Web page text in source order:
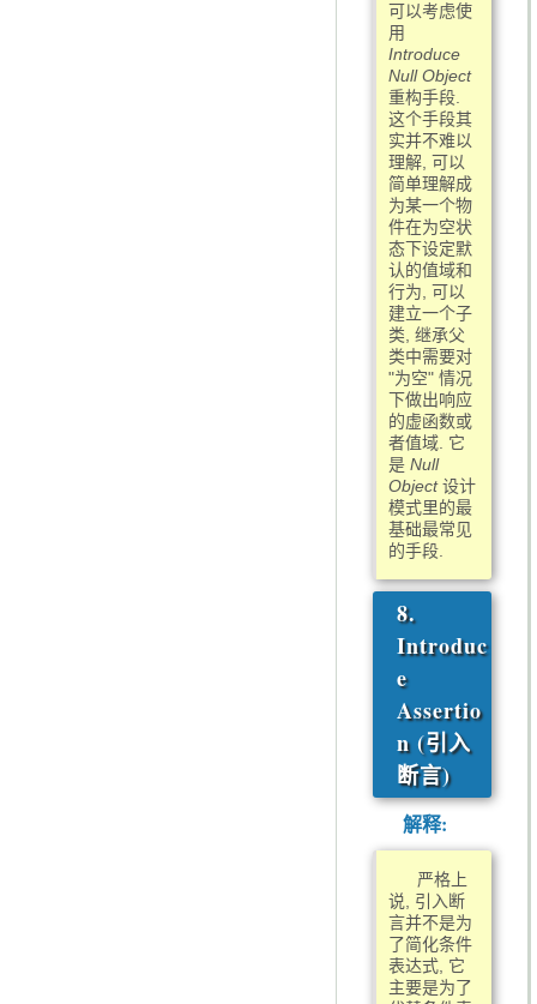
可以考虑使
用
Introduce
Null Object
重构手段.
这个手段其
实并不难以
理解, 可以
简单理解成
为某一个物
件在为空状
态下设定默
认的值域和
行为, 可以
建立一个子
类, 继承父
类中需要对
"为空" 情况
下做出响应
的虚函数或
者值域. 它
是 Null
Object设计
模式里的最
基础最常见
的手段.
8.
Introduc
e
Assertio
n (引入
断言)
解释:
严格上
说, 引入断
言并不是为
了简化条件
表达式, 它
主要是为了